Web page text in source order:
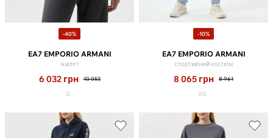
-40%
EA7 EMPORIO ARMANI
жилет
6 032 грн 10 053
S
-10%
EA7 EMPORIO ARMANI
спортивний костюм
8 065 грн 8 961
XS